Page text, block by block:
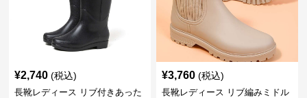
¥2,740 (税込)
長靴レディース リブ付きあった
¥3,760 (税込)
長靴レディース リブ編みミドル